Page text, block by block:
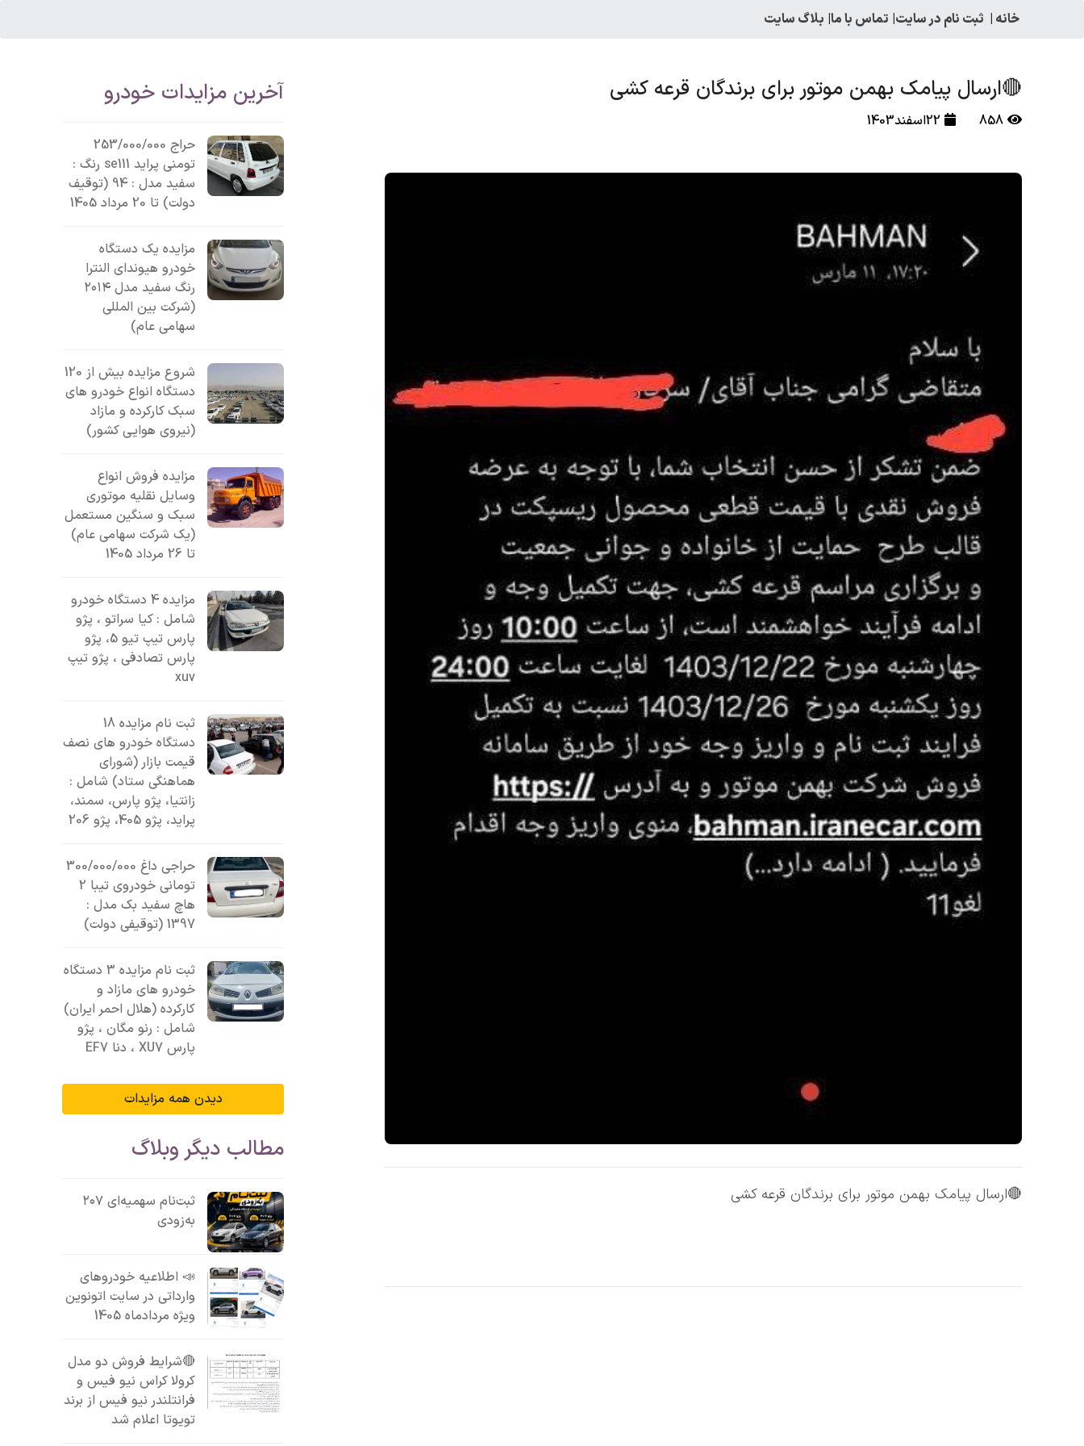
خانه | ثبت نام در سایت| تماس با ما| بلاگ سایت
🔴ارسال پیامک بهمن موتور برای برندگان قرعه کشی
858 22اسفند1403
🔴ارسال پیامک بهمن موتور برای برندگان قرعه کشی
آخرین مزایدات خودرو
حراج 253/000/000
تومنی پراید se111 رنگ :
سفید مدل : 94 (توقیف
دولت) تا 20 مرداد 1405
مزایده یک دستگاه
خودرو هیوندای النترا
رنگ سفید مدل ۲۰۱۴
(شرکت بین المللی
سهامی عام)
شروع مزایده بیش از 120
دستگاه انواع خودرو های
سبک کارکرده و مازاد
(نیروی هوایی کشور)
مزایده فروش انواع
وسایل نقلیه موتوری
سبک و سنگین مستعمل
(یک شرکت سهامی عام)
تا 26 مرداد 1405
مزایده 4 دستگاه خودرو
شامل : کیا سراتو ، پژو
پارس تیپ تیو 5، پژو
پارس تصادفی ، پژو تیپ
xuv
ثبت نام مزایده 18
دستگاه خودرو های نصف
قیمت بازار (شورای
هماهنگی ستاد) شامل :
زانتیا، پژو پارس، سمند،
پراید، پژو 405، پژو 206
حراجی داغ 300/000/000
تومانی خودروی تیبا 2
هاچ سفید بک مدل :
1397 (توقیفی دولت)
ثبت نام مزایده 3 دستگاه
خودرو های مازاد و
کارکرده (هلال احمر ایران)
شامل : رنو مگان ، پژو
پارس XU7 ، دنا EF7
دیدن همه مزایدات
مطالب دیگر وبلاگ
ثبت‌نام سهمیه‌ای ۲۰۷
به‌زودی
📣 اطلاعیه خودروهای
وارداتی در سایت اتونوین
ویژه مردادماه 1405
🔴شرایط فروش دو مدل
کرولا کراس نیو فیس و
فرانتلندر نیو فیس از برند
تویوتا اعلام شد